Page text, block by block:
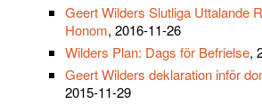
Geert Wilders Slutliga Uttalande
Honom, 2016-11-26
Wilders Plan: Dags för Befrielse,
Geert Wilders deklaration inför
2015-11-29